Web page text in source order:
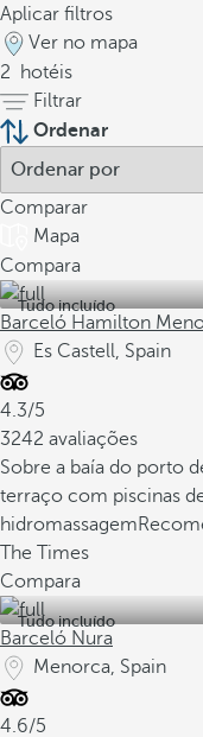
Aplicar filtros
Ver no mapa
2
hotéis
Filtrar
Ordenar
Comparar
Mapa
Compara
Tudo incluído
Barceló Hamilton
Es Castell, Spain
4.3/5
3242 avaliações
Sobre a baía do porto
terraço com piscinas
hidromassagem
The Times
Compara
Tudo incluído
Barceló Nura
Menorca, Spain
4.6/5